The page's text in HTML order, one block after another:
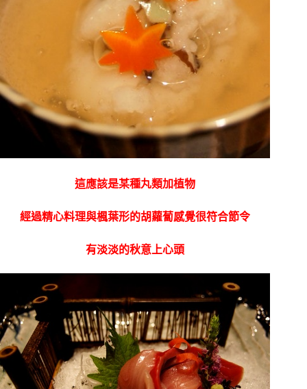
這應該是某種丸類加植物
經過精心料理與楓葉形的胡蘿蔔感覺很符合節令
有淡淡的秋意上心頭